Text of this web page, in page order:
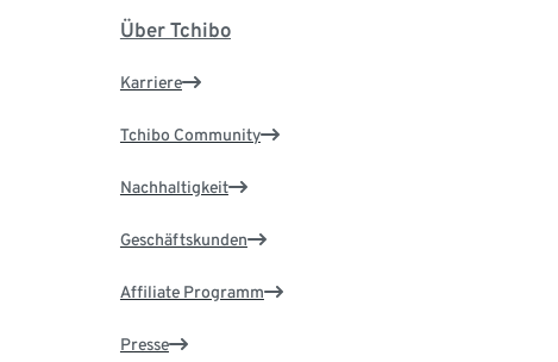
Über Tchibo
Karriere
Tchibo Community
Nachhaltigkeit
Geschäftskunden
Affiliate Programm
Presse